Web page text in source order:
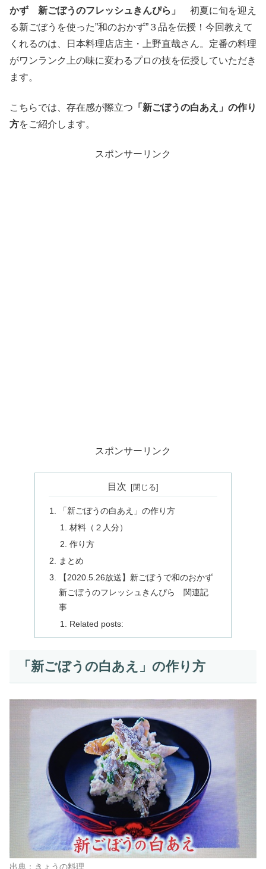
かず 新ごぼうのフレッシュきんぴら」 初夏に旬を迎え
る新ごぼうを使った”和のおかず”３品を伝授！今回教えて
くれるのは、日本料理店店主・上野直哉さん。定番の料理
がワンランク上の味に変わるプロの技を伝授していただき
ます。
こちらでは、存在感が際立つ 「新ごぼうの白あえ」の作り
方をご紹介します。
スポンサーリンク
スポンサーリンク
目次
「新ごぼうの白あえ」の作り方
材料（２人分）
作り方
まとめ
【2020.5.26放送】新ごぼうで和のおかず
新ごぼうのフレッシュきんぴら 関連記
事
Related posts:
「新ごぼうの白あえ」の作り方
出典：きょうの料理